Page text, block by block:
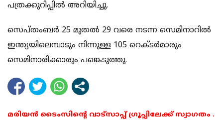
പത്രക്കുറിപ്പില്‍ അറിയിച്ചു.
സെപ്തംബര്‍ 25 മുതല്‍ 29 വരെ നടന്ന സെമിനാറില്‍
ഇന്ത്യയിലെമ്പാടും നിന്നുള്ള 105 റെക്ടര്‍മാരും
സെമിനാരിക്കാരും പങ്കെടുത്തു.
മരിയൻ ടൈംസിന്റെ വാട്സാപ്പ് ഗ്രൂപ്പിലേക്ക് സ്വാഗതം .